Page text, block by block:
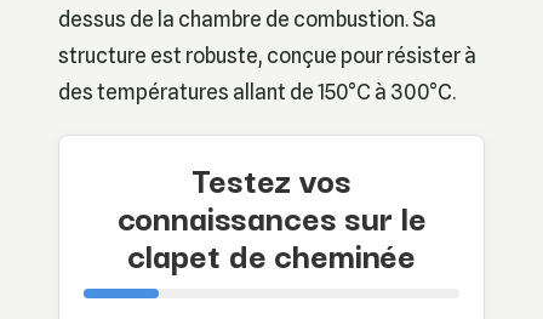
dessus de la chambre de combustion. Sa
structure est robuste, conçue pour résister à
des températures allant de 150°C à 300°C.
Testez vos
connaissances sur le
clapet de cheminée